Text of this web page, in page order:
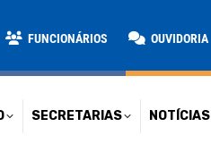
FUNCIONÁRIOS OUVIDORIA
SECRETARIAS NOTÍCIAS